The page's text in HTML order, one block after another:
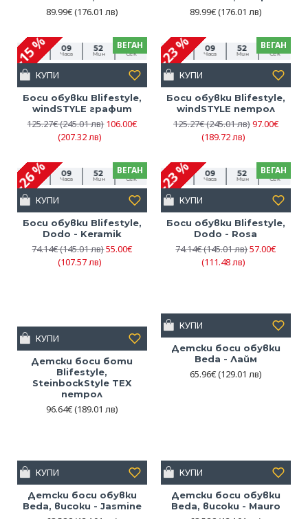
89.99€(176.01 лв) 89.99€(176.01 лв)
ВЕГАН
-15 %
06
Дни
09
Часа
52
Мин
27
Сек
Боси обувки Blifestyle,
windSTYLE графит
125.27€(245.01 лв)106.00€
(207.32 лв)
КУПИ
ВЕГАН
-23 %
06
Дни
09
Часа
52
Мин
27
Сек
Боси обувки Blifestyle,
windSTYLE петрол
125.27€(245.01 лв)97.00€
(189.72 лв)
КУПИ
ВЕГАН
-26 %
06
Дни
09
Часа
52
Мин
27
Сек
Боси обувки Blifestyle,
Dodo - Keramik
74.14€(145.01 лв)55.00€
(107.57 лв)
КУПИ
ВЕГАН
-23 %
06
Дни
09
Часа
52
Мин
27
Сек
Боси обувки Blifestyle,
Dodo - Rosa
74.14€(145.01 лв)57.00€
(111.48 лв)
КУПИ
Детски боси боти
Blifestyle,
SteinbockStyle TEX
петрол
96.64€(189.01 лв)
КУПИ
Детски боси обувки
Beda - Лайм
65.96€(129.01 лв)
КУПИ
Детски боси обувки
Beda, високи - Jasmine
КУПИ
Детски боси обувки
Beda, високи - Mauro
КУПИ